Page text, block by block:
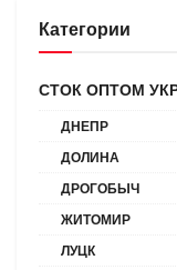
Категории
СТОК ОПТОМ
ДНЕПР
ДОЛИНА
ДРОГОБЫЧ
ЖИТОМИР
ЛУЦК